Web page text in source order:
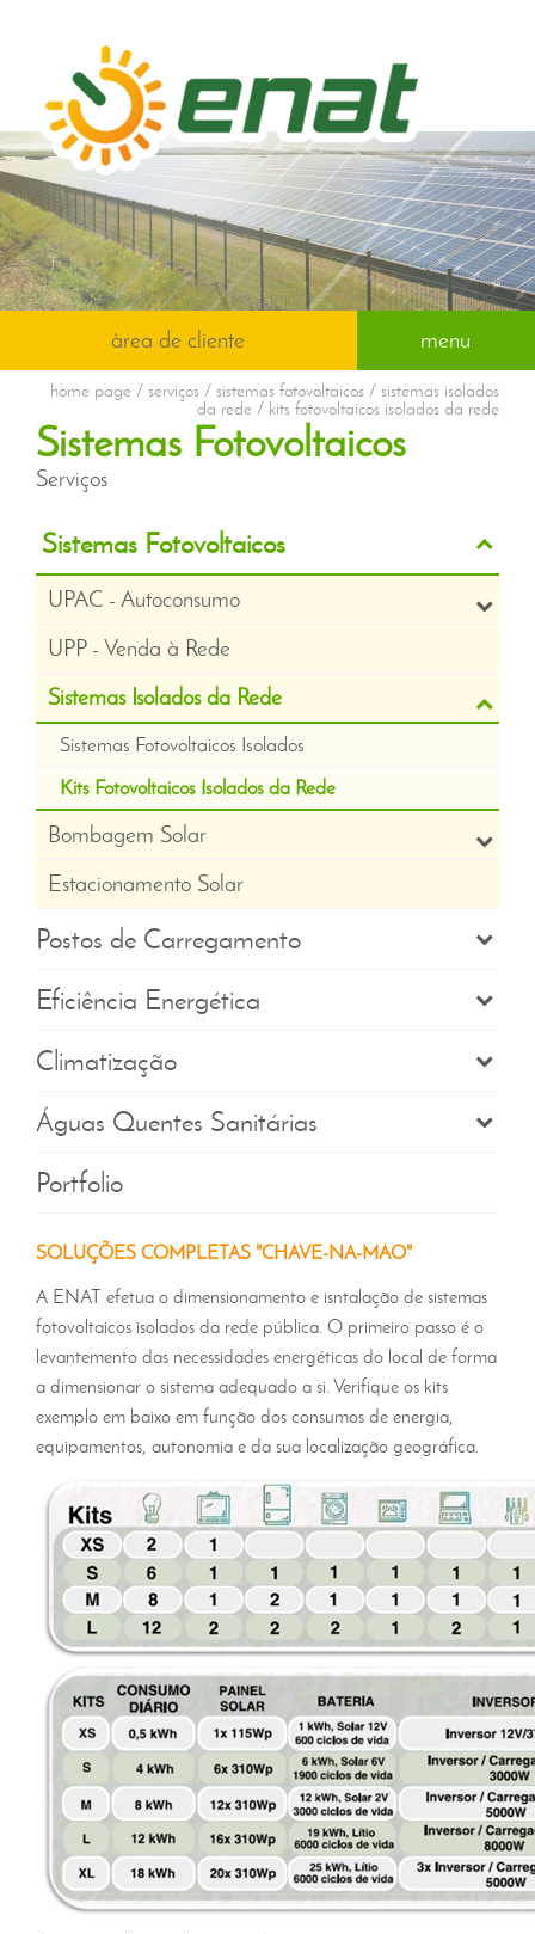
àrea de cliente menu
home page / serviços / sistemas fotovoltaicos / sistemas isolados
da rede / kits fotovoltaicos isolados da rede
Sistemas Fotovoltaicos
Serviços
Sistemas Fotovoltaicos
UPAC - Autoconsumo
UPP - Venda à Rede
Sistemas Isolados da Rede
Sistemas Fotovoltaicos Isolados
Kits Fotovoltaicos Isolados da Rede
Bombagem Solar
Estacionamento Solar
Postos de Carregamento
Eficiência Energética
Climatização
Águas Quentes Sanitárias
Portfolio
SOLUÇÕES COMPLETAS "CHAVE-NA-MÃO"
A ENAT efetua o dimensionamento e isntalação de sistemas
fotovoltaicos isolados da rede pública. O primeiro passo é o
levantemento das necessidades energéticas do local de forma
a dimensionar o sistema adequado a si. Verifique os kits
exemplo em baixo em função dos consumos de energia,
equipamentos, autonomia e da sua localização geográfica.